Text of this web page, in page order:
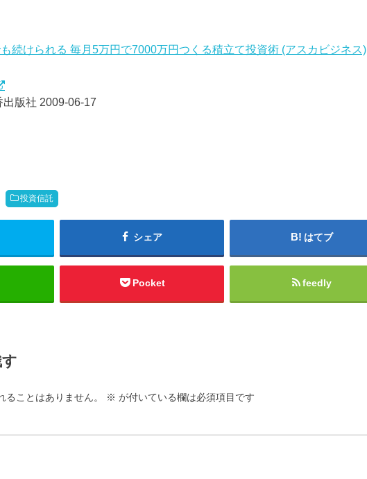
続けられる 毎月5万円で7000万円つくる積立て投資術 (アスカビジネス)
版社 2009-06-17
投資信託
シェア はてブ
Pocket feedly
ことはありません。 ※ が付いている欄は必須項目です